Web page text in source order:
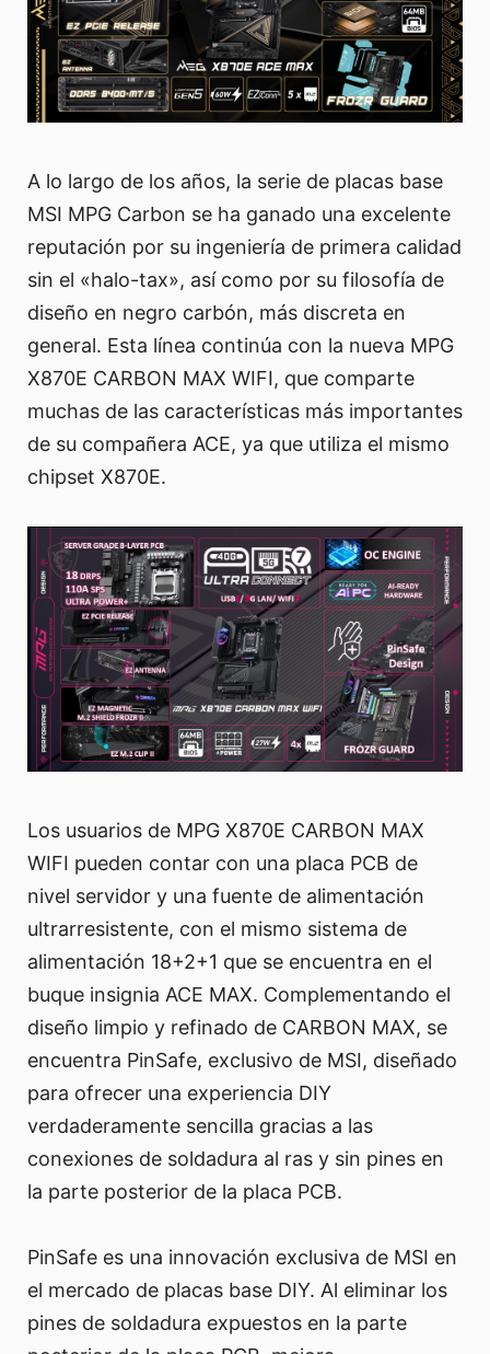
A lo largo de los años, la serie de placas base
MSI MPG Carbon se ha ganado una excelente
reputación por su ingeniería de primera calidad
sin el «halo-tax», así como por su filosofía de
diseño en negro carbón, más discreta en
general. Esta línea continúa con la nueva MPG
X870E CARBON MAX WIFI, que comparte
muchas de las características más importantes
de su compañera ACE, ya que utiliza el mismo
chipset X870E.
Los usuarios de MPG X870E CARBON MAX
WIFI pueden contar con una placa PCB de
nivel servidor y una fuente de alimentación
ultrarresistente, con el mismo sistema de
alimentación 18+2+1 que se encuentra en el
buque insignia ACE MAX. Complementando el
diseño limpio y refinado de CARBON MAX, se
encuentra PinSafe, exclusivo de MSI, diseñado
para ofrecer una experiencia DIY
verdaderamente sencilla gracias a las
conexiones de soldadura al ras y sin pines en
la parte posterior de la placa PCB.
PinSafe es una innovación exclusiva de MSI en
el mercado de placas base DIY. Al eliminar los
pines de soldadura expuestos en la parte